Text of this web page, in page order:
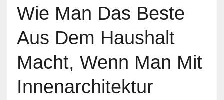
Wie Man Das Beste
Aus Dem Haushalt
Macht, Wenn Man Mit
Innenarchitektur